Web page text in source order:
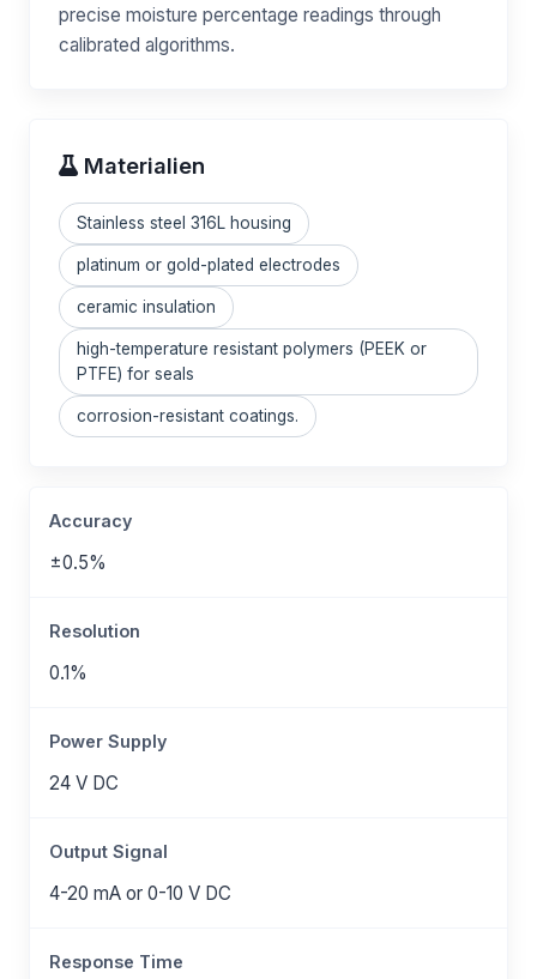
precise moisture percentage readings through
calibrated algorithms.
Materialien
Stainless steel 316L housing
platinum or gold-plated electrodes
ceramic insulation
high-temperature resistant polymers (PEEK or
PTFE) for seals
corrosion-resistant coatings.
Accuracy
±0.5%
Resolution
0.1%
Power Supply
24 V DC
Output Signal
4-20 mA or 0-10 V DC
Response Time